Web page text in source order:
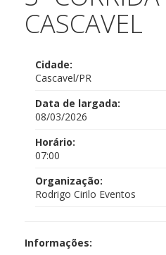
CASCAVEL
Cidade:
Cascavel/PR
Data de largada:
08/03/2026
Horário:
07:00
Organização:
Rodrigo Cirilo Eventos
Informações: